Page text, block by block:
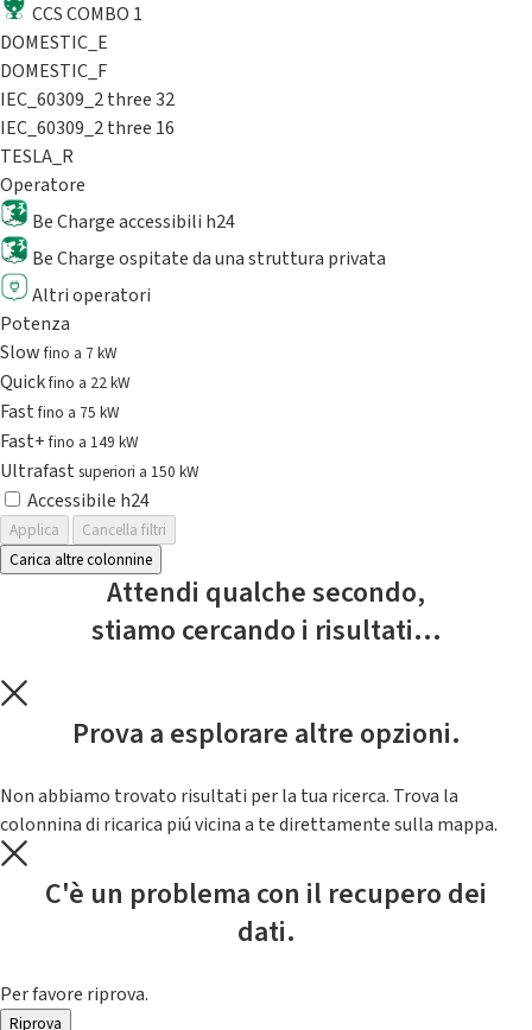
CCS COMBO 1
DOMESTIC_E
DOMESTIC_F
IEC_60309_2 three 32
IEC_60309_2 three 16
TESLA_R
Operatore
Be Charge accessibili h24
Be Charge ospitate da una struttura privata
Altri operatori
Potenza
Slowfino a 7 kW
Quickfino a 22 kW
Fastfino a 75 kW
Fast+fino a 149 kW
Ultrafast superiori a 150 kW
Accessibile h24
Applica
Cancella filtri
Carica altre colonnine
Attendi qualche secondo,
stiamo cercando i risultati...
Prova a esplorare altre opzioni.
Non abbiamo trovato risultati per la tua ricerca. Trova la
colonnina di ricarica piú vicina a te direttamente sulla mappa.
C'è un problema con il recupero dei
dati.
Per favore riprova.
Riprova